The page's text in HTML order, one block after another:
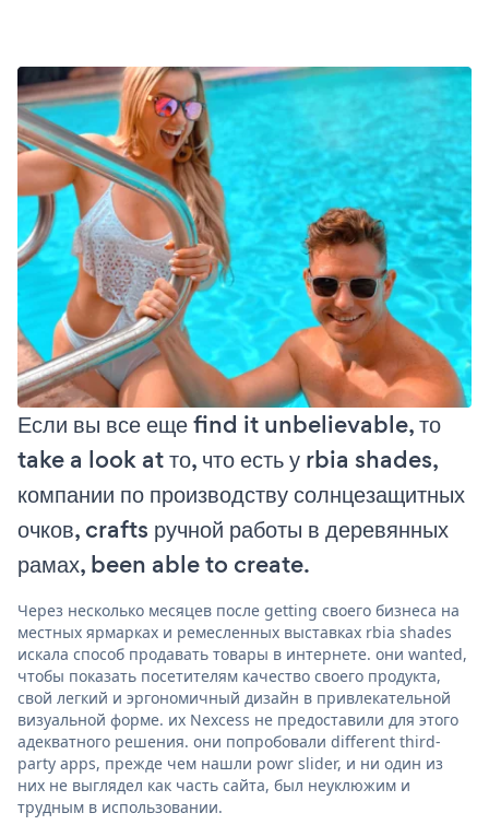
Если вы все еще find it unbelievable, то
take a look at то, что есть у rbia shades,
компании по производству солнцезащитных
очков, crafts ручной работы в деревянных
рамах, been able to create.
Через несколько месяцев после getting своего бизнеса на
местных ярмарках и ремесленных выставках rbia shades
искала способ продавать товары в интернете. они wanted,
чтобы показать посетителям качество своего продукта,
свой легкий и эргономичный дизайн в привлекательной
визуальной форме. их Nexcess не предоставили для этого
адекватного решения. они попробовали different third-
party apps, прежде чем нашли powr slider, и ни один из
них не выглядел как часть сайта, был неуклюжим и
трудным в использовании.